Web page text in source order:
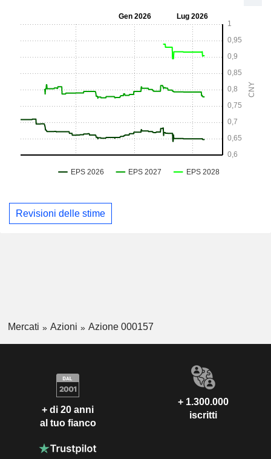
Revisioni delle stime
Mercati Azioni Azione 000157
+ di 20 anni
al tuo fianco
+ 1.300.000
iscritti